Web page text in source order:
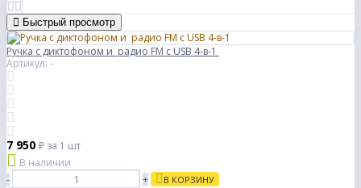
Быстрый просмотр
Ручка с диктофоном и радио FM с USB 4-в-1
Артикул: -
7 950 ₽ за 1 шт
В наличии
-
+ В КОРЗИНУ